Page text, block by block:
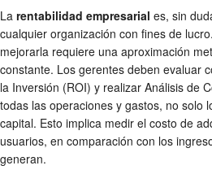
La rentabilidad empresarial es, sin
cualquier organización con fines de
mejorarla requiere una aproximación
constante. Los gerentes deben evaluar
la Inversión (ROI) y realizar Análisis de
todas las operaciones y gastos, no solo
capital. Esto implica medir el costo de
usuarios, en comparación con los
generan.